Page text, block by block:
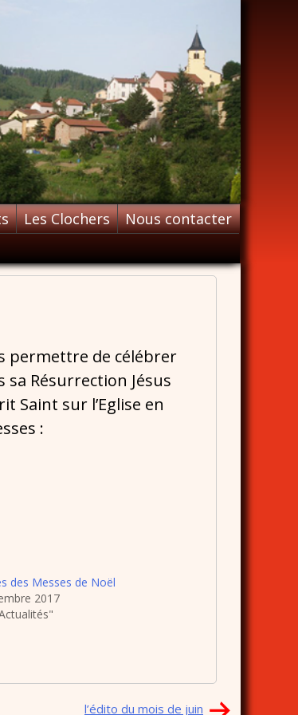
Les Clochers
Nous contacter
permettre de célébrer
sa Résurrection Jésus
Saint sur l’Eglise en
:
des Messes de Noël
2017
l’édito du mois de juin